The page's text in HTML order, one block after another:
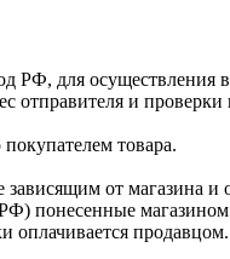
РФ, для
и
товара.
от магазина
понесенные
оплачивается продавцом.